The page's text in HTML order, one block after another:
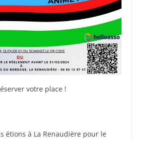
votre place !
étions à La Renaudière pour le